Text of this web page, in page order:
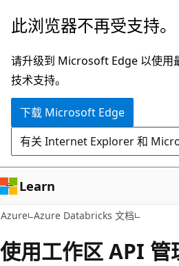
跳
主
要
内
此浏览器不再受支持。
请升级到 Microsoft Edge 以使用
技术支持。
下载 Microsoft Edge
有关 Internet Explorer 和
Learn
Azure Azure Databricks 文档
使用工作区 API 管